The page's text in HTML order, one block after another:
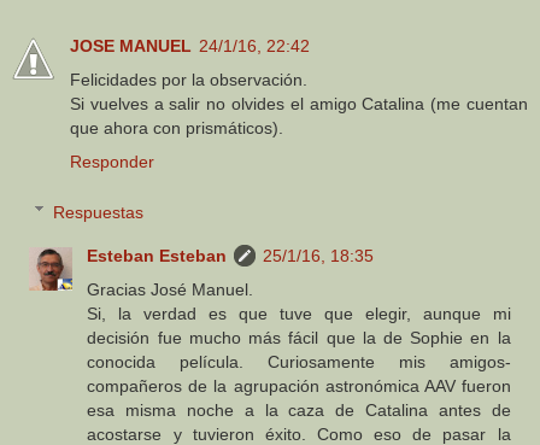
JOSE MANUEL 24/1/16, 22:42
Felicidades por la observación.
Si vuelves a salir no olvides el amigo Catalina (me cuentan
que ahora con prismáticos).
Responder
Respuestas
Esteban Esteban
25/1/16, 18:35
Gracias José Manuel.
Si, la verdad es que tuve que elegir, aunque mi
decisión fue mucho más fácil que la de Sophie en la
conocida película. Curiosamente mis amigos-
compañeros de la agrupación astronómica AAV fueron
esa misma noche a la caza de Catalina antes de
acostarse y tuvieron éxito. Como eso de pasar la